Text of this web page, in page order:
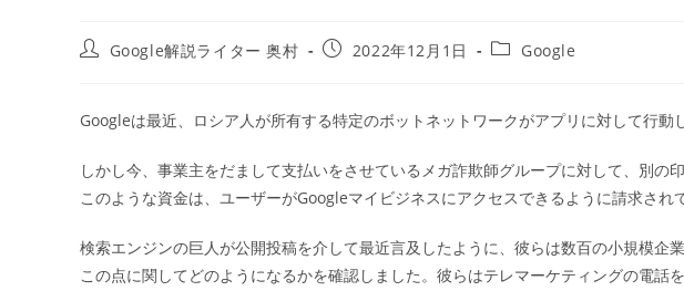
投
Google解説ライター 奥村
投
開
日:
2022年12月1日
投
ゴ
ー:
Google
Googleは最近、ロシア人が所有する特定のボットネットワークがアプリに対して行動
しかし今、事業主をだまして支払いをさせているメガ詐欺師グループに対して、別の
このような資金は、ユーザーがGoogleマイビジネスにアクセスできるように請求され
検索エンジンの巨人が公開投稿を介して最近言及したように、彼らは数百の小規模企
この点に関してどのようになるかを確認しました。彼らはテレマーケティングの電話